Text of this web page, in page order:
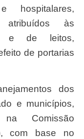
hospitalares,
às
e de leitos,
de portarias
e municípios,
Comissão
com base no